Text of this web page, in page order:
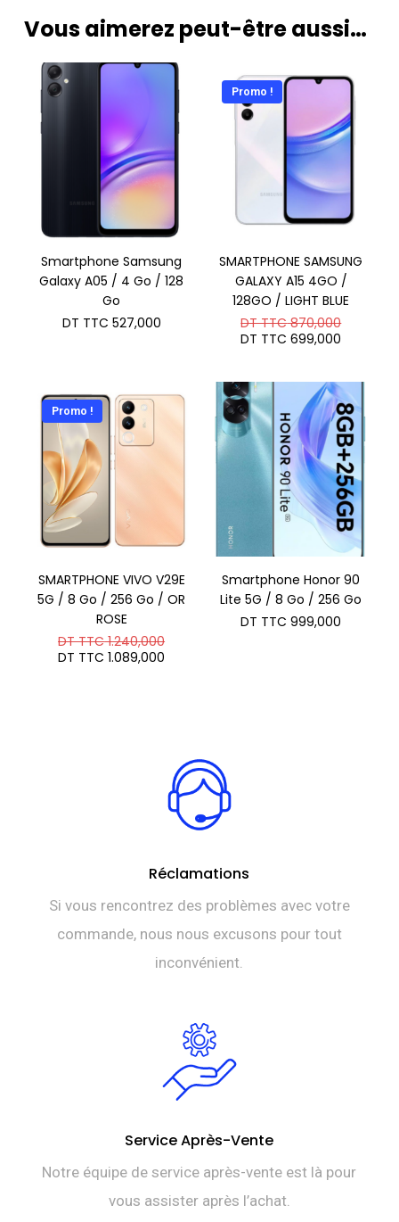
TTC 95,000.
DT
TTC
Vous aimerez peut-être aussi…
Smartphone Samsung
Galaxy A05 / 4 Go / 128
Go
DT TTC 527,000
Promo !
SMARTPHONE SAMSUNG
GALAXY A15 4GO /
128GO / LIGHT BLUE
DT TTC870,000Le
DT
TTC
DT TTC 699,000
est :
DT
TTC
Promo !
SMARTPHONE VIVO V29E
5G / 8 Go / 256 Go / OR
ROSE
DT TTC1.240,000Le
DT TTC 1.089,000
Smartphone Honor 90
Lite 5G / 8 Go / 256 Go
DT TTC 999,000
Réclamations
Si vous rencontrez des problèmes avec votre
commande, nous nous excusons pour tout
inconvénient.
Service Après-Vente
Notre équipe de service après-vente est là pour
vous assister après l’achat.